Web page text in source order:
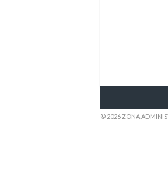
© 2026 ZONA